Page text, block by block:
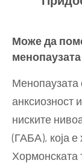
Може да
менопаузата
Менопаузата
анксиозност
ниските
(ГАБА), која е
Хормонската